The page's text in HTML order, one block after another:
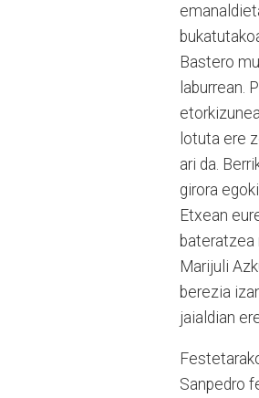
Bastero
laburrean.
lotuta ere
ari da.
girora
Etxean
bateratzea
Marijuli
berezia
jaialdian
Sanpedro